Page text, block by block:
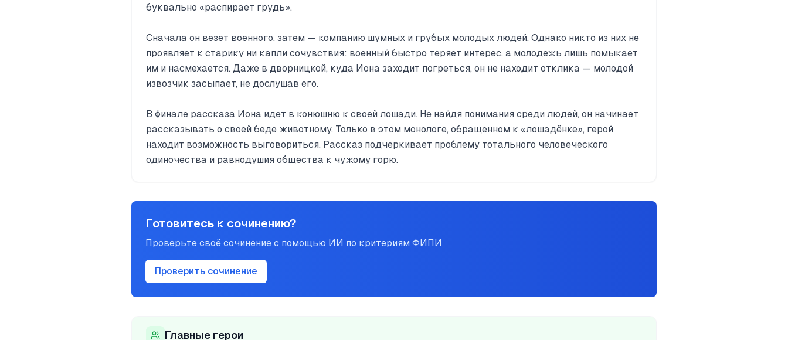
буквально «распирает грудь».
Сначала он везет военного, затем — компанию шумных и грубых молодых людей. Однако никто из них не
проявляет к старику ни капли сочувствия: военный быстро теряет интерес, а молодежь лишь помыкает
им и насмехается. Даже в дворницкой, куда Иона заходит погреться, он не находит отклика — молодой
извозчик засыпает, не дослушав его.
В финале рассказа Иона идет в конюшню к своей лошади. Не найдя понимания среди людей, он начинает
рассказывать о своей беде животному. Только в этом монологе, обращенном к «лошадёнке», герой
находит возможность выговориться. Рассказ подчеркивает проблему тотального человеческого
одиночества и равнодушия общества к чужому горю.
Готовитесь к сочинению?
Проверьте своё сочинение с помощью ИИ по критериям ФИПИ
Проверить сочинение
Главные герои